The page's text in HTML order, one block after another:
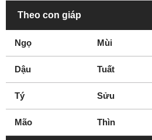
Theo con giáp
Ngọ Mùi
Dậu Tuất
Tý Sửu
Mão Thìn